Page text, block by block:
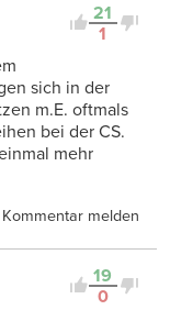
21
1
sich in der
m.E. oftmals
bei der CS.
mehr
Kommentar melden
19
0